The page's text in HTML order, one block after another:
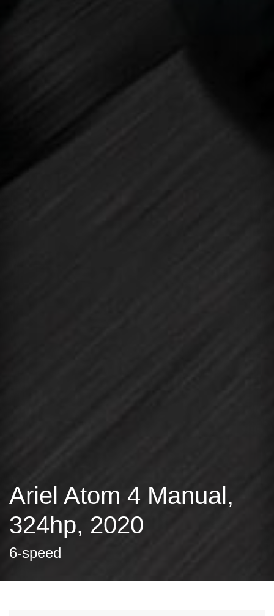
Ariel Atom 4 Manual,
324hp, 2020
6-speed